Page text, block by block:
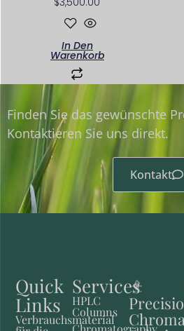
In Den
Warenkorb
Finden Sie das gewünschte
Kontaktieren Sie uns direkt.
Kontakt
Services
HPLC
Columns
Quick
Links
Verbrauchsmaterial